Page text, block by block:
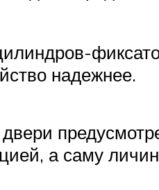
надежнее.
а саму